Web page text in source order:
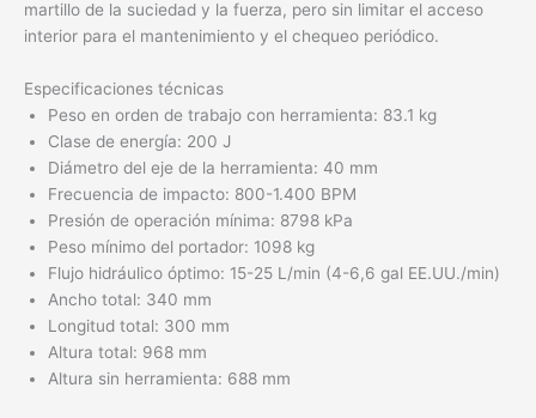
martillo de la suciedad y la fuerza, pero sin limitar el acceso
interior para el mantenimiento y el chequeo periódico.
Especificaciones técnicas
Peso en orden de trabajo con herramienta: 83.1 kg
Clase de energía: 200 J
Diámetro del eje de la herramienta: 40 mm
Frecuencia de impacto: 800-1.400 BPM
Presión de operación mínima: 8798 kPa
Peso mínimo del portador: 1098 kg
Flujo hidráulico óptimo: 15-25 L/min (4-6,6 gal EE.UU./min)
Ancho total: 340 mm
Longitud total: 300 mm
Altura total: 968 mm
Altura sin herramienta: 688 mm